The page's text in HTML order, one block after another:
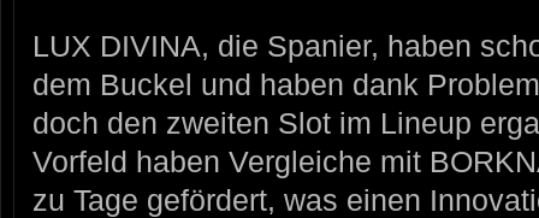
LUX DIVINA, die Spanier, haben
dem Buckel und haben dank
doch den zweiten Slot im Lineup
Vorfeld haben Vergleiche mit
zu Tage gefördert, was einen